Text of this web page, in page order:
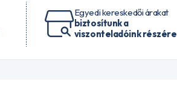
Egyedi kereskedői árakat
biztosítunk a
viszonteladóink részére